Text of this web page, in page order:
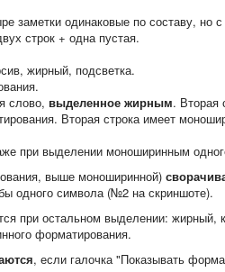
заметки одинаковые по составу, но
строк + одна пустая.
жирный, подсветка.
слово, выделенное жирным. Вторая
Вторая строка имеет
при выделении моноширинным
выше моноширинной)
одного символа (№2 на скриншоте).
при остальном выделении: жирный,
форматирования.
, если галочка "Показывать